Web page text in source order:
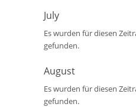
July
Es wurden für diesen
gefunden.
August
Es wurden für diesen
gefunden.